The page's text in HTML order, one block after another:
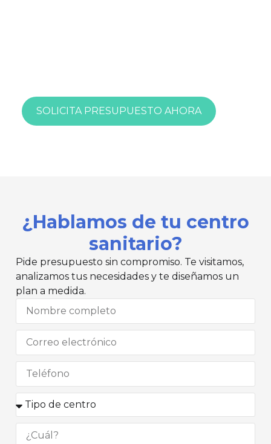
SOLICITA PRESUPUESTO AHORA
¿Hablamos de tu centro
sanitario?
Pide presupuesto sin compromiso. Te visitamos,
analizamos tus necesidades y te diseñamos un
plan a medida.